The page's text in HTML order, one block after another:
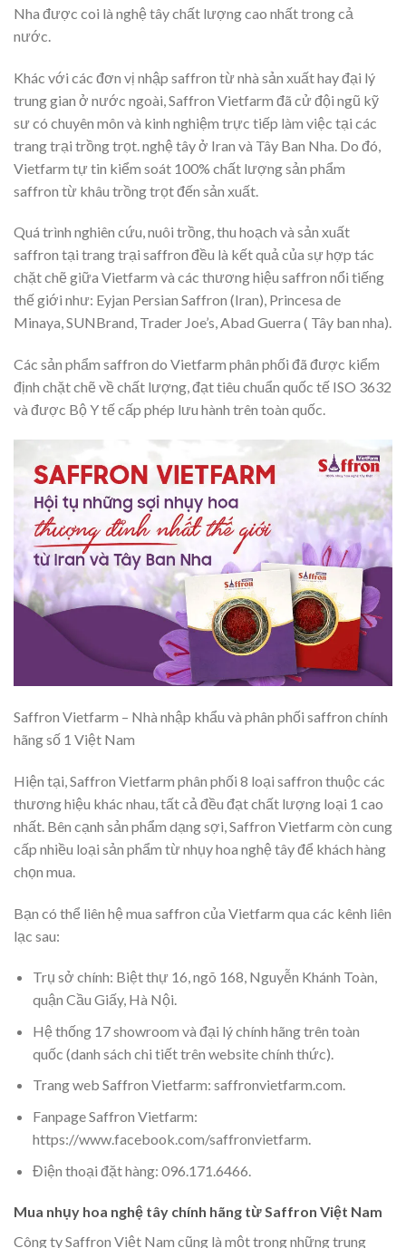
Nha được coi là nghệ tây chất lượng cao nhất trong cả
nước.
Khác với các đơn vị nhập saffron từ nhà sản xuất hay đại lý
trung gian ở nước ngoài, Saffron Vietfarm đã cử đội ngũ kỹ
sư có chuyên môn và kinh nghiệm trực tiếp làm việc tại các
trang trại trồng trọt. nghệ tây ở Iran và Tây Ban Nha. Do đó,
Vietfarm tự tin kiểm soát 100% chất lượng sản phẩm
saffron từ khâu trồng trọt đến sản xuất.
Quá trình nghiên cứu, nuôi trồng, thu hoạch và sản xuất
saffron tại trang trại saffron đều là kết quả của sự hợp tác
chặt chẽ giữa Vietfarm và các thương hiệu saffron nổi tiếng
thế giới như: Eyjan Persian Saffron (Iran), Princesa de
Minaya, SUNBrand, Trader Joe’s, Abad Guerra ( Tây ban nha).
Các sản phẩm saffron do Vietfarm phân phối đã được kiểm
định chặt chẽ về chất lượng, đạt tiêu chuẩn quốc tế ISO 3632
và được Bộ Y tế cấp phép lưu hành trên toàn quốc.
Saffron Vietfarm – Nhà nhập khẩu và phân phối saffron chính
hãng số 1 Việt Nam
Hiện tại, Saffron Vietfarm phân phối 8 loại saffron thuộc các
thương hiệu khác nhau, tất cả đều đạt chất lượng loại 1 cao
nhất. Bên cạnh sản phẩm dạng sợi, Saffron Vietfarm còn cung
cấp nhiều loại sản phẩm từ nhụy hoa nghệ tây để khách hàng
chọn mua.
Bạn có thể liên hệ mua saffron của Vietfarm qua các kênh liên
lạc sau:
Trụ sở chính: Biệt thự 16, ngõ 168, Nguyễn Khánh Toàn,
quận Cầu Giấy, Hà Nội.
Hệ thống 17 showroom và đại lý chính hãng trên toàn
quốc (danh sách chi tiết trên website chính thức).
Trang web Saffron Vietfarm: saffronvietfarm.com.
Fanpage Saffron Vietfarm:
https://www.facebook.com/saffronvietfarm.
Điện thoại đặt hàng: 096.171.6466.
Mua nhụy hoa nghệ tây chính hãng từ Saffron Việt Nam
Công ty Saffron Việt Nam cũng là một trong những trung